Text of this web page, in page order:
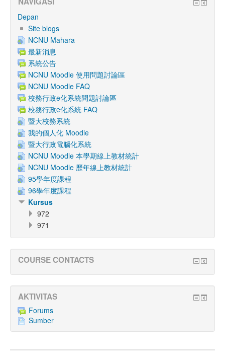
Depan
Site blogs
NCNU Mahara
最新消息
系統公告
NCNU Moodle 使用問題討論區
NCNU Moodle FAQ
校務行政e化系統問題討論區
校務行政e化系統 FAQ
暨大校務系統
我的個人化 Moodle
暨大行政電腦化系統
NCNU Moodle 本學期線上教材統計
NCNU Moodle 歷年線上教材統計
95學年度課程
96學年度課程
Kursus
972
971
COURSE CONTACTS
AKTIVITAS
Forums
Sumber